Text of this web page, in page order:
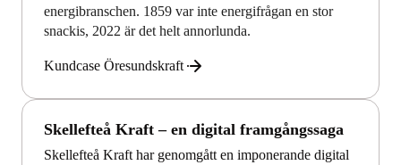
energibranschen. 1859 var inte energifrågan en stor
snackis, 2022 är det helt annorlunda.
Kundcase Öresundskraft
Skellefteå Kraft – en digital framgångssaga
Skellefteå Kraft har genomgått en imponerande digital